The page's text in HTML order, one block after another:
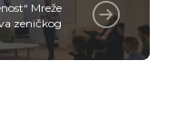
Mreže
zeničkog